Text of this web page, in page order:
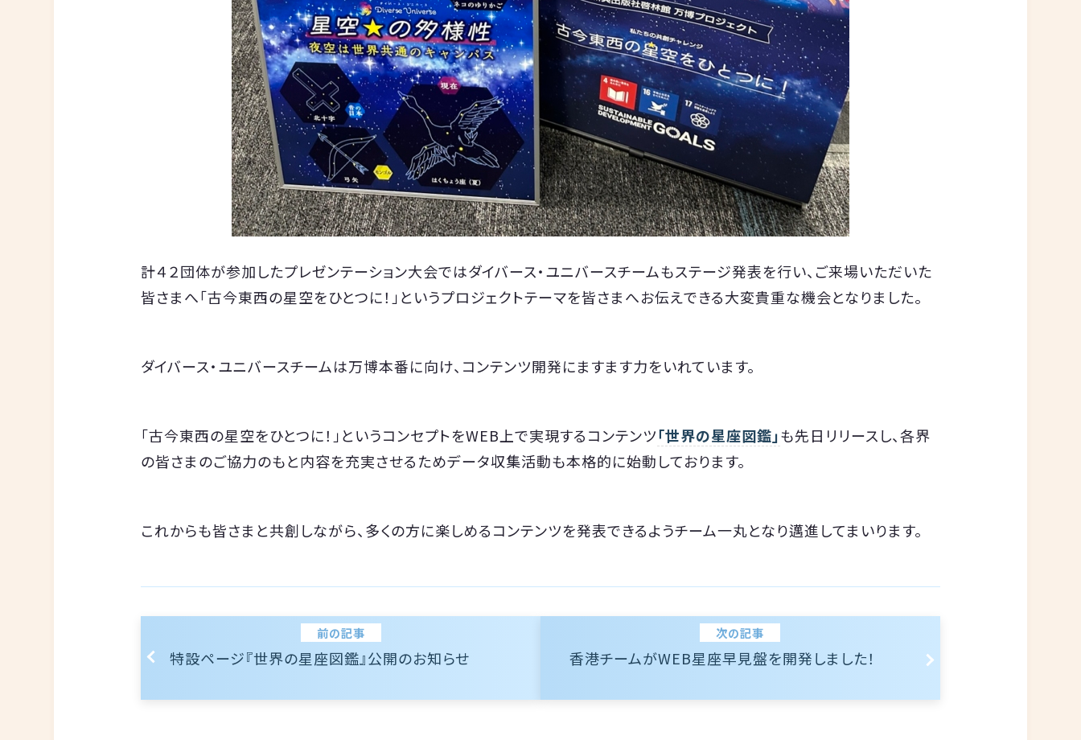
計４２団体が参加したプレゼンテーション大会ではダイバース・ユニバースチームもステージ発表を行い、ご来場いただいた
皆さまへ「古今東西の星空をひとつに！」というプロジェクトテーマを皆さまへお伝えできる大変貴重な機会となりました。
ダイバース・ユニバースチームは万博本番に向け、コンテンツ開発にますます力をいれています。
「古今東西の星空をひとつに！」というコンセプトをWEB上で実現するコンテンツ「世界の星座図鑑」も先日リリースし、各界
の皆さまのご協力のもと内容を充実させるためデータ収集活動も本格的に始動しております。
これからも皆さまと共創しながら、多くの方に楽しめるコンテンツを発表できるようチーム一丸となり邁進してまいります。
前の記事
特設ページ『世界の星座図鑑』公開のお知らせ
次の記事
香港チームがWEB星座早見盤を開発しました！